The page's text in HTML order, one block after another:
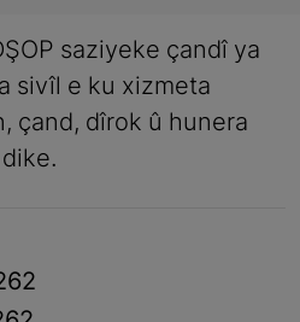
saziyeke çandî ya
sivîl e ku xizmeta
çand, dîrok û hunera